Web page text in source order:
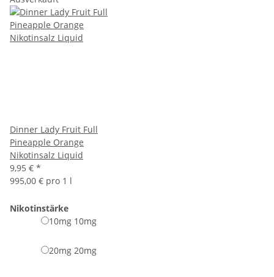
Dinner Lady Fruit Full
Pineapple Orange
Nikotinsalz Liquid
9,95 € *
995,00 € pro 1 l
Nikotinstärke
10mg 10mg
20mg 20mg